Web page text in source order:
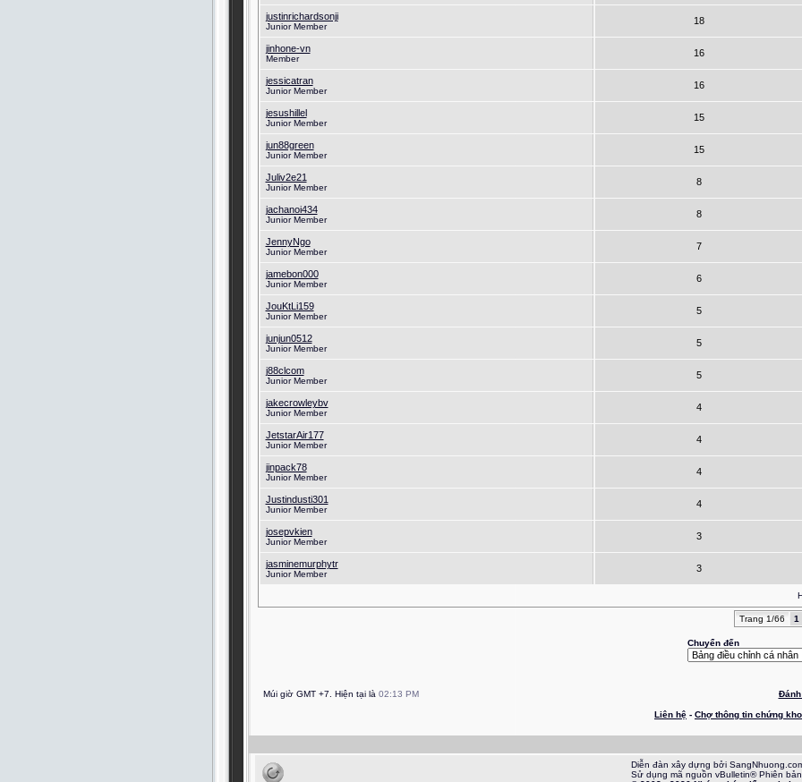
justinrichardsonji
Junior Member
18
jinhone-vn
Member
16
jessicatran
Junior Member
16
jesushillel
Junior Member
15
jun88green
Junior Member
15
Juliv2e21
Junior Member
8
jachanoi434
Junior Member
8
JennyNgo
Junior Member
7
jamebon000
Junior Member
6
JouKtLi159
Junior Member
5
junjun0512
Junior Member
5
j88clcom
Junior Member
5
jakecrowleybv
Junior Member
4
JetstarAir177
Junior Member
4
jinpack78
Junior Member
4
Justindusti301
Junior Member
4
josepvkien
Junior Member
3
jasminemurphytr
Junior Member
3
Trang 1/66 1
Chuyển đến
Múi giờ GMT +7. Hiện tại là 02:13 PM
Liên hệ - Chợ thông tin chứng
Diễn đàn xây dựng bởi
Sử dụng mã nguồn vBulletin® Phiên